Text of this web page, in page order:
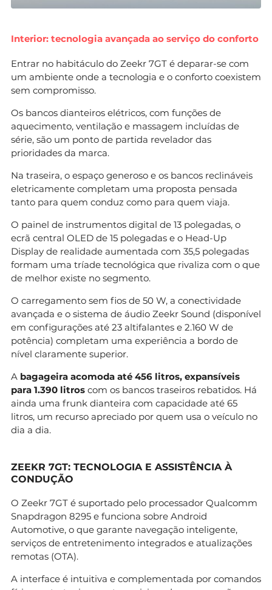
Interior: tecnologia avançada ao serviço do conforto
Entrar no habitáculo do Zeekr 7GT é deparar-se com
um ambiente onde a tecnologia e o conforto coexistem
sem compromisso.
Os bancos dianteiros elétricos, com funções de
aquecimento, ventilação e massagem incluídas de
série, são um ponto de partida revelador das
prioridades da marca.
Na traseira, o espaço generoso e os bancos reclináveis
eletricamente completam uma proposta pensada
tanto para quem conduz como para quem viaja.
O painel de instrumentos digital de 13 polegadas, o
ecrã central OLED de 15 polegadas e o Head-Up
Display de realidade aumentada com 35,5 polegadas
formam uma tríade tecnológica que rivaliza com o que
de melhor existe no segmento.
O carregamento sem fios de 50 W, a conectividade
avançada e o sistema de áudio Zeekr Sound (disponível
em configurações até 23 altifalantes e 2.160 W de
potência) completam uma experiência a bordo de
nível claramente superior.
A bagageira acomoda até 456 litros, expansíveis
para 1.390 litros com os bancos traseiros rebatidos. Há
ainda uma frunk dianteira com capacidade até 65
litros, um recurso apreciado por quem usa o veículo no
dia a dia.
ZEEKR 7GT: TECNOLOGIA E ASSISTÊNCIA À
CONDUÇÃO
O Zeekr 7GT é suportado pelo processador Qualcomm
Snapdragon 8295 e funciona sobre Android
Automotive, o que garante navegação inteligente,
serviços de entretenimento integrados e atualizações
remotas (OTA).
A interface é intuitiva e complementada por comandos